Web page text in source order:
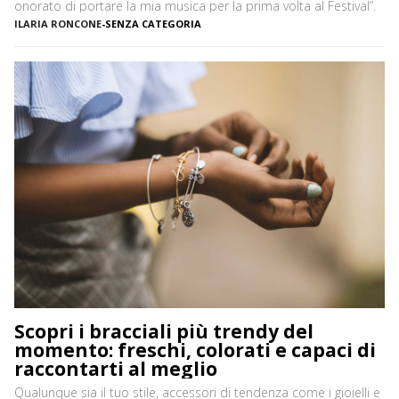
onorato di portare la mia musica per la prima volta al Festival”.
ILARIA RONCONE-SENZA CATEGORIA
Scopri i bracciali più trendy del
momento: freschi, colorati e capaci di
raccontarti al meglio
Qualunque sia il tuo stile, accessori di tendenza come i gioielli e